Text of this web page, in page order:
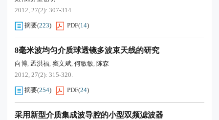
2012, 27(2): 307-314.
摘要(223) PDF(14)
8毫米波均匀介质球透镜多波束天线的研究
向博, 孟洪福, 窦文斌, 何敏敏, 陈森
2012, 27(2): 315-320.
摘要(254) PDF(24)
采用新型介质集成波导腔的小型双频滤波器